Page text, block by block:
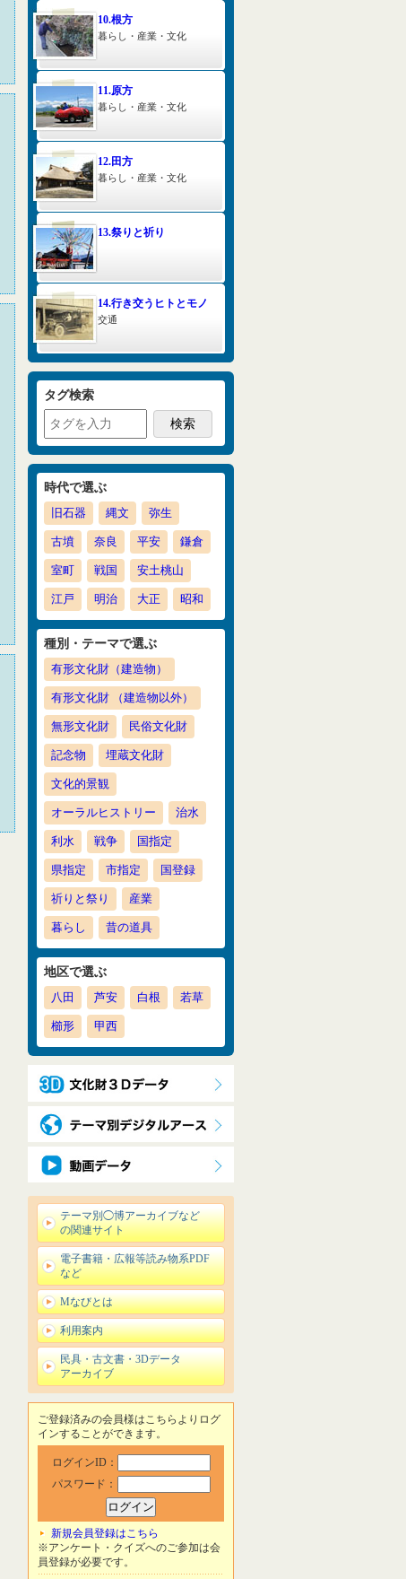
10.根方
暮らし・産業・文化
11.原方
暮らし・産業・文化
12.田方
暮らし・産業・文化
13.祭りと祈り
14.行き交うヒトとモノ
交通
タグ検索
時代で選ぶ
旧石器 縄文 弥生
古墳 奈良 平安 鎌倉
室町 戦国 安土桃山
江戸 明治 大正 昭和
種別・テーマで選ぶ
有形文化財（建造物）
有形文化財 （建造物以外）
無形文化財 民俗文化財
記念物 埋蔵文化財
文化的景観
オーラルヒストリー 治水
利水 戦争 国指定
県指定 市指定 国登録
祈りと祭り 産業
暮らし 昔の道具
地区で選ぶ
八田 芦安 白根 若草
櫛形 甲西
テーマ別◯博アーカイブなど
の関連サイト
電子書籍・広報等読み物系PDF
など
Mなびとは
利用案内
民具・古文書・3Dデータ
アーカイブ
ご登録済みの会員様はこちらよりログ
インすることができます。
ログインID：
パスワード：
新規会員登録はこちら
※アンケート・クイズへのご参加は会
員登録が必要です。